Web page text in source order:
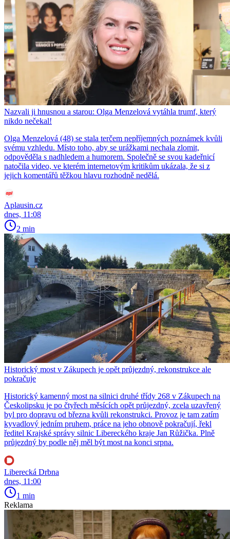
Nazvali ji hnusnou a starou: Olga Menzelová vytáhla trumf, který
nikdo nečekal!
Olga Menzelová (48) se stala terčem nepříjemných poznámek kvůli
svému vzhledu. Místo toho, aby se urážkami nechala zlomit,
odpověděla s nadhledem a humorem. Společně se svou kadeřnicí
natočila video, ve kterém internetovým kritikům ukázala, že si z
jejich komentářů těžkou hlavu rozhodně nedělá.
Aplausin.cz
dnes, 11:08
2 min
Historický most v Zákupech je opět průjezdný, rekonstrukce ale
pokračuje
Historický kamenný most na silnici druhé třídy 268 v Zákupech na
Českolipsku je po čtyřech měsících opět průjezdný, zcela uzavřený
byl pro dopravu od března kvůli rekonstrukci. Provoz je tam zatím
kyvadlový jedním pruhem, práce na jeho obnově pokračují, řekl
ředitel Krajské správy silnic Libereckého kraje Jan Růžička. Plně
průjezdný by podle něj měl být most na konci srpna.
Liberecká Drbna
dnes, 11:00
1 min
Reklama